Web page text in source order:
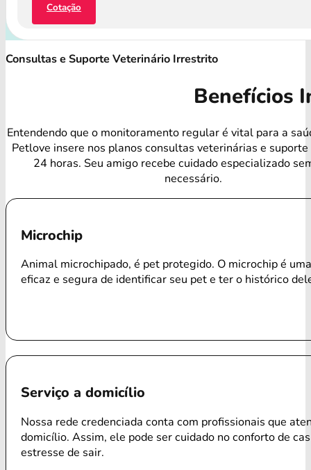
Cotação
Consultas e Suporte Veterinário Irrestrito
Benefícios
Entendendo que o monitoramento regular é vital para a
Petlove insere nos planos consultas veterinárias e
24 horas. Seu amigo recebe cuidado especializado
necessário.
Microchip
Animal microchipado, é pet protegido. O microchip é
eficaz e segura de identificar seu pet e ter o histórico
Serviço a domicílio
Nossa rede credenciada conta com profissionais que
domicílio. Assim, ele pode ser cuidado no conforto de
estresse de sair.